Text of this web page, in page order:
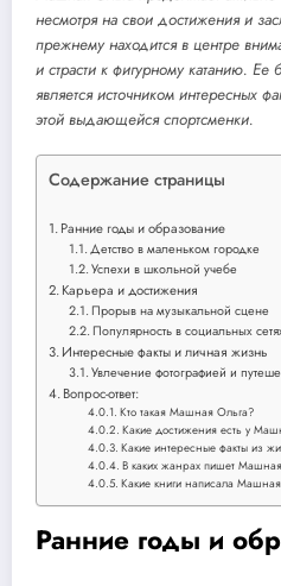
несмотря на свои достижения и
прежнему находится в центре
и страсти к фигурному катанию. Ее
является источником интересных
этой выдающейся спортсменки.
Содержание страницы
Ранние годы и образование
Детство в маленьком городке
Успехи в школьной учебе
Карьера и достижения
Прорыв на музыкальной сцене
Популярность в социальных
Интересные факты и личная жизнь
Увлечение фотографией и
Вопрос-ответ:
Кто такая Машная Ольга?
Какие достижения есть у
Какие интересные факты из
В каких жанрах пишет
Какие книги написала
Ранние годы и